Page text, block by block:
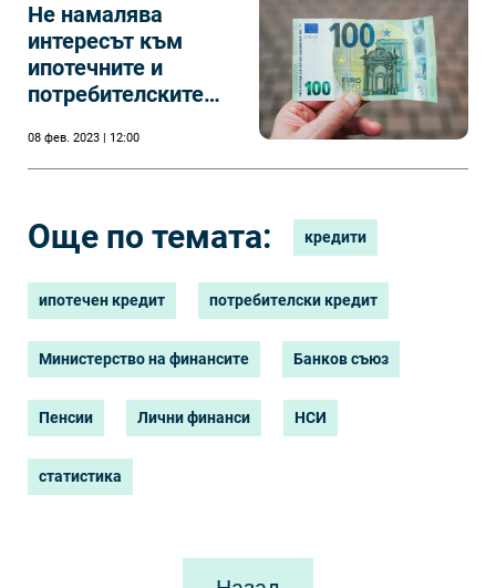
Не намалява
интересът към
ипотечните и
потребителските
08 фев. 2023 | 12:00
Още по темата: кредити
ипотечен кредит потребителски кредит
Министерство на финансите Банков съюз
Пенсии Лични финанси НСИ
статистика